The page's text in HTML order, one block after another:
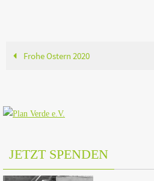
Frohe Ostern 2020
JETZT SPENDEN